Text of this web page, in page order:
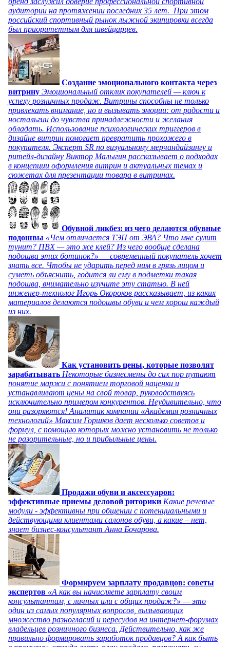
аудитории на протяжении последних 35 лет. При этом
российский спортивный рынок лыжной экипировки всегда
был приоритетным для швейцарцев.
Создание эмоционального контакта через
витрину Эмоциональный отклик покупателей — ключ к
успеху розничных продаж. Витрины способны не только
привлекать внимание, но и вызывать эмоции: от радости и
ностальгии до чувства принадлежности и желания
обладать. Использование психологических триггеров в
дизайне витрин помогает превратить прохожего в
покупателя. Эксперт SR по визуальному мерчандайзингу и
ритейл-дизайну Виктор Малыгин рассказывает о подходах
в концепции оформления витрин и актуальных темах и
сюжетах для презентации товара в витринах.
Обувной ликбез: из чего делаются обувные
подошвы «Чем отличается ТЭП от ЭВА? Что мне сулит
тунит? ПВХ — это же клей? Из чего вообще сделана
подошва этих ботинок?» — современный покупатель хочет
знать все. Чтобы не ударить перед ним в грязь лицом и
суметь объяснить, годится ли ему в подметки такая
подошва, внимательно изучите эту статью. В ней
инженер-технолог Игорь Окороков рассказывает, из каких
материалов делаются подошвы обуви и чем хорош каждый
из них.
Как установить цены, которые позволят
зарабатывать Некоторые бизнесмены до сих пор путают
понятие маржи с понятием торговой наценки и
устанавливают цены на свой товар, руководствуясь
исключительно примером конкурентов. Неудивительно, что
они разоряются! Аналитик компании «Академия розничных
технологий» Максим Горшков дает несколько советов и
формул, с помощью которых можно установить не только
не разорительные, но и прибыльные цены.
Продажи обуви и аксессуаров:
эффективные приемы деловой риторики Какие речевые
модули - эффективны при общении с потенциальными и
действующими клиентами салонов обуви, а какие – нет,
знает бизнес-консультант Анна Бочарова.
Формируем зарплату продавцов: советы
экспертов «А как вы начисляете зарплату своим
консультантам, с личных или с общих продаж?» — это
один из самых популярных вопросов, вызывающих
множество разногласий и пересудов на интернет-форумах
владельцев розничного бизнеса. Действительно, как же
правильно формировать заработок продавцов? А как быть